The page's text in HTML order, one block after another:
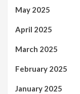
May 2025
April 2025
March 2025
February 2025
January 2025